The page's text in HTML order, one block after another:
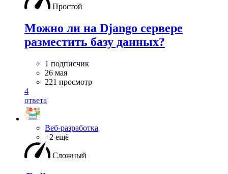
Простой
Можно ли на Django сервере
разместить базу данных?
1 подписчик
26 мая
221 просмотр
4
ответа
Веб-разработка
+2 ещё
Сложный